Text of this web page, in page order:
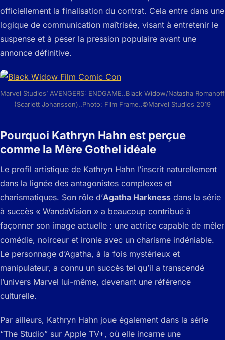
officiellement la finalisation du contrat. Cela entre dans une
logique de communication maîtrisée, visant à entretenir le
suspense et à peser la pression populaire avant une
annonce définitive.
Marvel Studios’ AVENGERS: ENDGAME..Black Widow/Natasha Romanoff
(Scarlett Johansson)..Photo: Film Frame..©Marvel Studios 2019
Pourquoi Kathryn Hahn est perçue
comme la Mère Gothel idéale
Le profil artistique de Kathryn Hahn l’inscrit naturellement
dans la lignée des antagonistes complexes et
charismatiques. Son rôle d’Agatha Harkness dans la série
à succès « WandaVision » a beaucoup contribué à
façonner son image actuelle : une actrice capable de mêler
comédie, noirceur et ironie avec un charisme indéniable.
Le personnage d’Agatha, à la fois mystérieux et
manipulateur, a connu un succès tel qu’il a transcendé
l’univers Marvel lui-même, devenant une référence
culturelle.
Par ailleurs, Kathryn Hahn joue également dans la série
“The Studio” sur Apple TV+, où elle incarne une